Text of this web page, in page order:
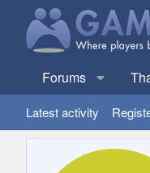
Forums
Latest activity